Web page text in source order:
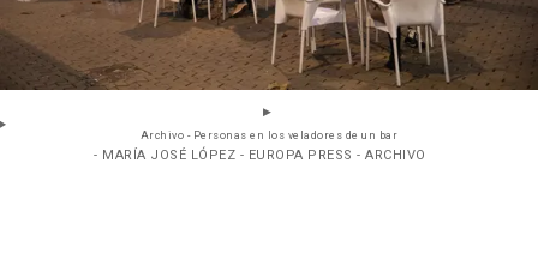
Archivo - Personas en los veladores de un bar
- MARÍA JOSÉ LÓPEZ - EUROPA PRESS - ARCHIVO